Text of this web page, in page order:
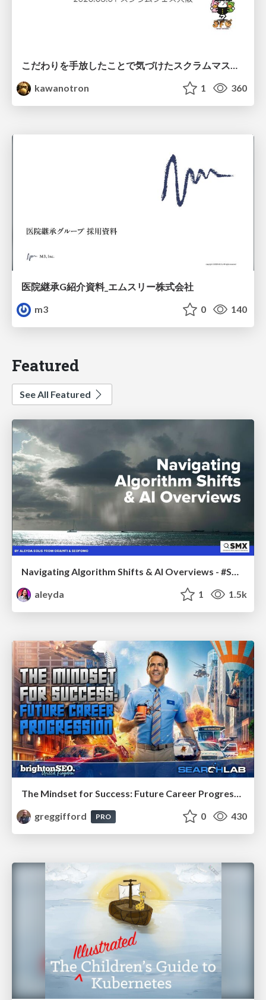
kawanotron
1 360
医院継承G紹介資料_エムスリー株式会社
m3
0 140
Featured
See All Featured
Navigating Algorithm Shifts & AI Overviews - #SMXNext
aleyda
1 1.5k
The Mindset for Success: Future Career Progression
greggifford
PRO 0 430